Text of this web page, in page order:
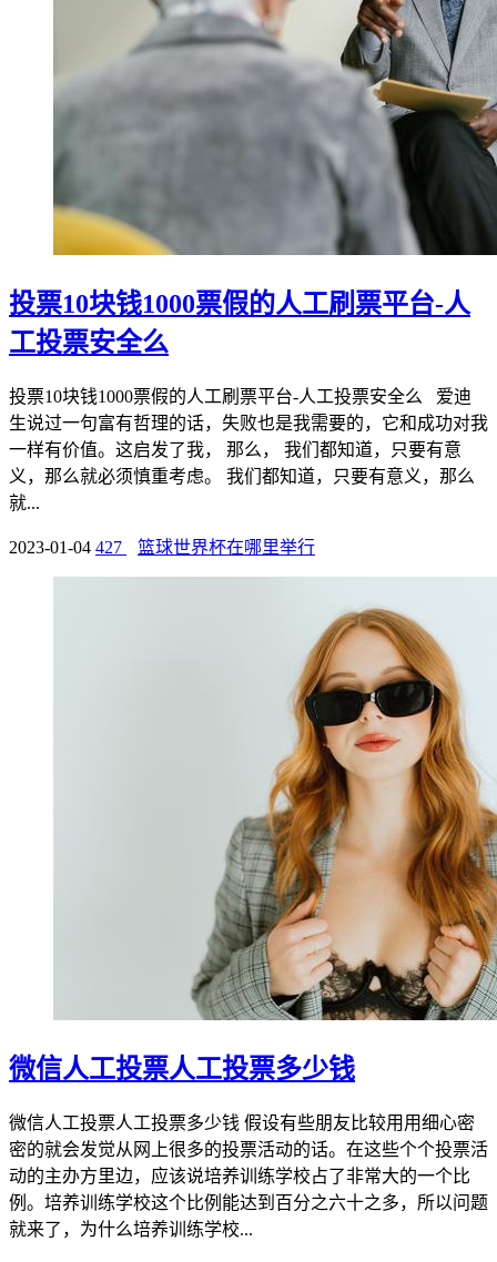
投票10块钱1000票假的人工刷票平台-人
工投票安全么
投票10块钱1000票假的人工刷票平台-人工投票安全么 爱迪
生说过一句富有哲理的话，失败也是我需要的，它和成功对我
一样有价值。这启发了我， 那么， 我们都知道，只要有意
义，那么就必须慎重考虑。 我们都知道，只要有意义，那么
就...
2023-01-04 427 篮球世界杯在哪里举行
微信人工投票人工投票多少钱
微信人工投票人工投票多少钱 假设有些朋友比较用用细心密
密的就会发觉从网上很多的投票活动的话。在这些个个投票活
动的主办方里边，应该说培养训练学校占了非常大的一个比
例。培养训练学校这个比例能达到百分之六十之多，所以问题
就来了，为什么培养训练学校...